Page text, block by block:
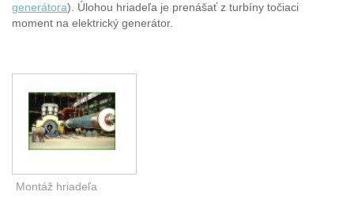
generátora). Úlohou hriadeľa je prenášať z turbíny točiaci
moment na elektrický generátor.
Montáž hriadeľa